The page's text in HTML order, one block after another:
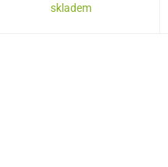
skladem